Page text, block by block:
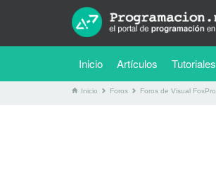
Inicio Artículos Tutoriales
Inicio Foros Foros de Visual FoxPro